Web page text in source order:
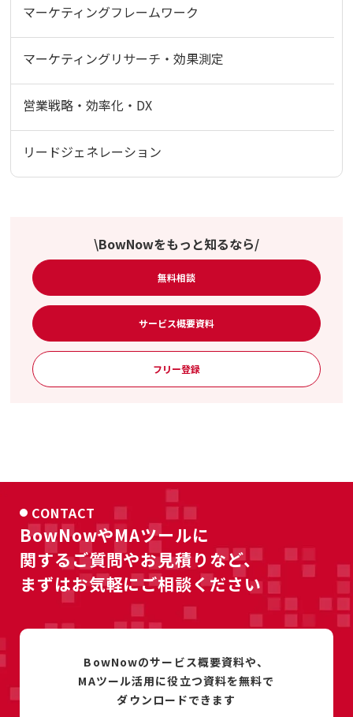
マーケティングフレームワーク
マーケティングリサーチ・効果測定
営業戦略・効率化・DX
リードジェネレーション
\BowNowをもっと知るなら/
無料相談
サービス概要資料
フリー登録
CONTACT
BowNowやMAツールに
関するご質問やお見積りなど、
まずはお気軽にご相談ください
BowNowのサービス概要資料や、
MAツール活用に役立つ資料を無料で
ダウンロードできます